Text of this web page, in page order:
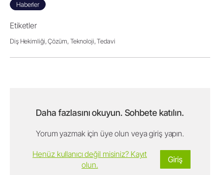
Haberler
Etiketler
Diş Hekimliği, Çözüm, Teknoloji, Tedavi
Daha fazlasını okuyun. Sohbete katılın.
Yorum yazmak için üye olun veya giriş yapın.
Giriş
Henüz kullanıcı değil misiniz? Kayıt
olun.